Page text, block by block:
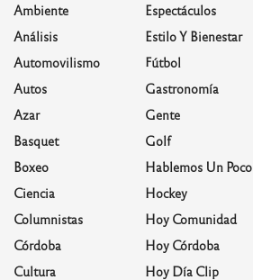
Ambiente
Análisis
Automovilismo
Autos
Azar
Basquet
Boxeo
Ciencia
Columnistas
Córdoba
Cultura
Espectáculos
Estilo Y Bienestar
Fútbol
Gastronomía
Gente
Golf
Hablemos Un Poco
Hockey
Hoy Comunidad
Hoy Córdoba
Hoy Día Clip